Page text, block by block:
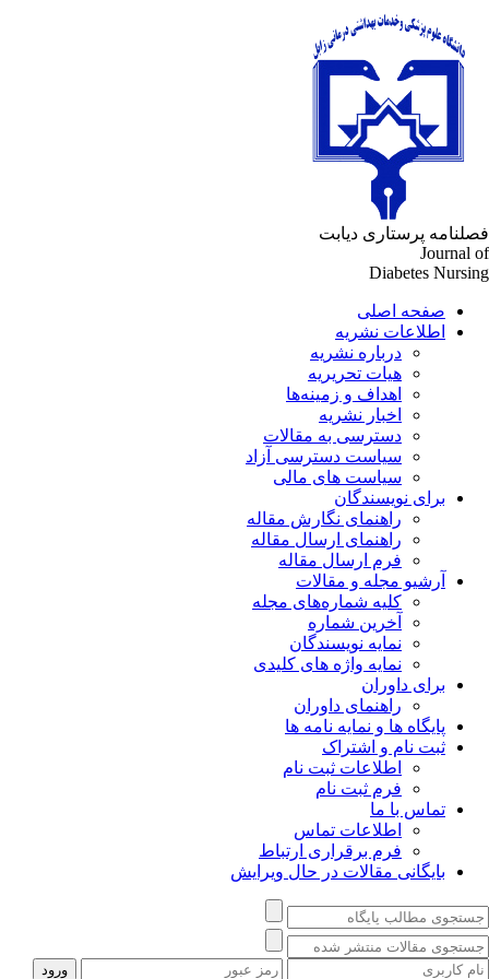
پرستاری دیابت
Journal
Diabetes
صفحه اصلی
اطلاعات نشریه
درباره نشریه
هیات تحریریه
اهداف و زمینه‌ها
اخبار نشریه
دسترسی به مقالات
سیاست دسترسی آزاد
سیاست های مالی
برای نویسندگان
راهنمای نگارش مقاله
راهنمای ارسال مقاله
فرم ارسال مقاله
آرشیو مجله و مقالات
کلیه شماره‌های مجله
آخرین شماره
نمایه نویسندگان
نمایه واژه های کلیدی
برای داوران
راهنمای داوران
پایگاه ها و نمایه نامه ها
ثبت نام و اشتراک
اطلاعات ثبت نام
فرم ثبت نام
تماس با ما
اطلاعات تماس
فرم برقراری ارتباط
بایگانی مقالات در حال ویرایش